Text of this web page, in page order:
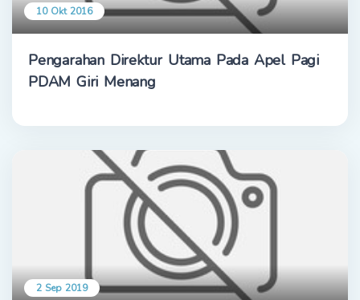
10 Okt 2016
Pengarahan Direktur Utama Pada Apel Pagi
PDAM Giri Menang
2 Sep 2019